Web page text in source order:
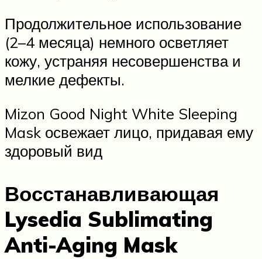
Продолжительное использование
(2–4 месяца) немного осветляет
кожу, устраняя несовершенства и
мелкие дефекты.
Mizon Good Night White Sleeping
Mask освежает лицо, придавая ему
здоровый вид
Восстанавливающая
Lysedia Sublimating
Anti-Aging Mask